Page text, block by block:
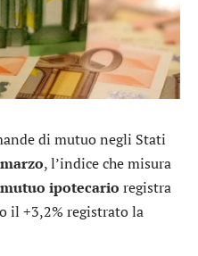
di mutuo negli Stati
, l’indice che misura
ipotecario registra
il +3,2% registrato la